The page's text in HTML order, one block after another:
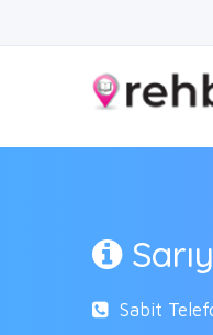
Sabit